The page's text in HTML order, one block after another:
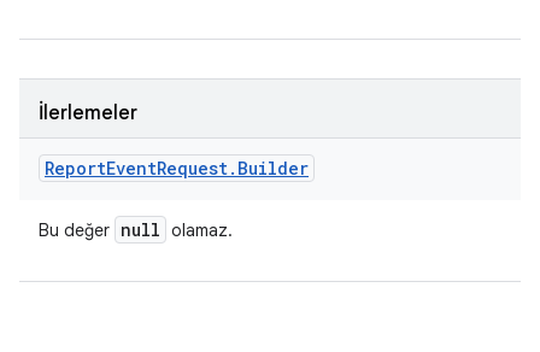
İlerlemeler
ReportEventRequest. Builder
Bu değer null olamaz.